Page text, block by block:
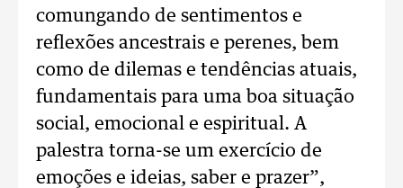
comungando de sentimentos e
reflexões ancestrais e perenes, bem
como de dilemas e tendências atuais,
fundamentais para uma boa situação
social, emocional e espiritual. A
palestra torna-se um exercício de
emoções e ideias, saber e prazer”,